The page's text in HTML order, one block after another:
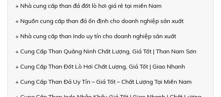
+ Nhà cung cấp than đá đốt lò hơi giá rẻ tại miền Nam
+ Nguồn cung cấp than đá ổn định cho doanh nghiệp sản xuất
+ Nhà cung cấp than Indo uy tín cho doanh nghiệp sản xuất
+ Cung Cấp Than Quảng Ninh Chất Lượng, Giá Tốt | Than Nam Sơn
+ Cung Cấp Than Đốt Lò Hơi Chất Lượng, Giá Tốt | Giao Nhanh
+ Cung Cấp Than Đá Uy Tín – Giá Tốt – Chất Lượng Tại Miền Nam